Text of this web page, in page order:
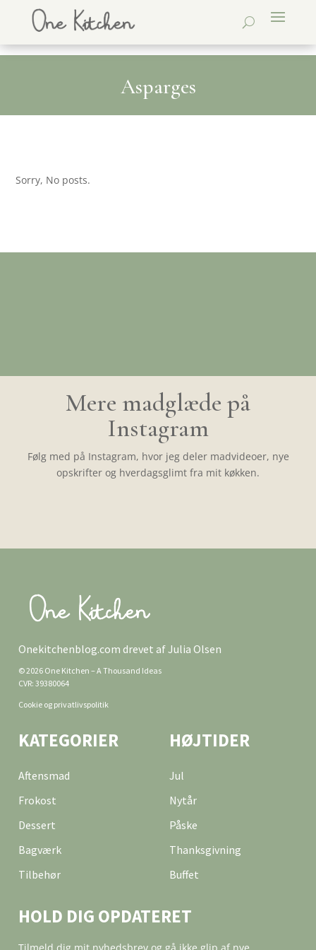
Asparges
Sorry, No posts.
Mere madglæde på
Instagram
Følg med på Instagram, hvor jeg deler madvideoer, nye
opskrifter og hverdagsglimt fra mit køkken.
Onekitchenblog.com drevet af Julia Olsen
© 2026 One Kitchen – A Thousand Ideas
CVR: 39380064
Cookie og privatlivspolitik
KATEGORIER
Aftensmad
Frokost
Dessert
Bagværk
Tilbehør
HØJTIDER
Jul
Nytår
Påske
Thanksgivning
Buffet
HOLD DIG OPDATERET